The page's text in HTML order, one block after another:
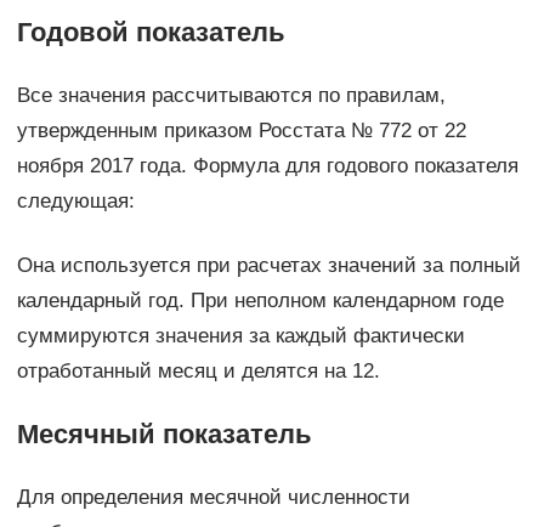
Годовой показатель
Все значения рассчитываются по правилам,
утвержденным приказом Росстата № 772 от 22
ноября 2017 года. Формула для годового показателя
следующая:
Она используется при расчетах значений за полный
календарный год. При неполном календарном годе
суммируются значения за каждый фактически
отработанный месяц и делятся на 12.
Месячный показатель
Для определения месячной численности